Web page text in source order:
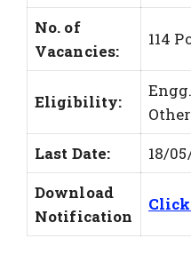
No. of
Vacancies:
114
Eligibility:
Last Date:
18/
Download
Notification